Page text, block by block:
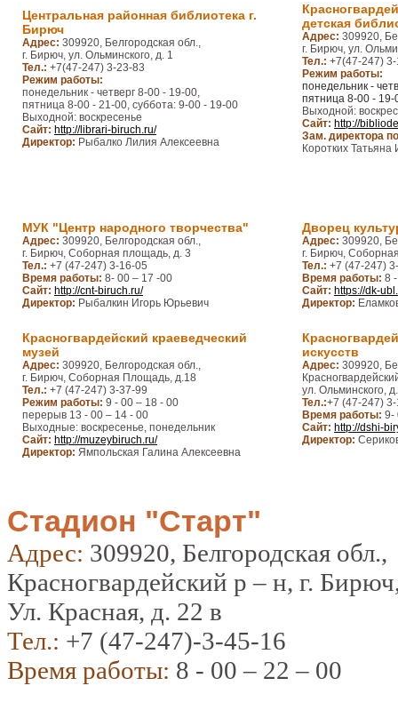
Центральная районная библиотека г.
Бирюч
Адрес: 309920, Белгородская обл.,
г. Бирюч, ул. Ольминского, д. 1
Тел.: +7(47-247) 3-23-83
Режим работы:
понедельник - четверг 8-00 - 19-00,
пятница 8-00 - 21-00, суббота: 9-00 - 19-00
Выходной: воскресенье
Сайт: http://librari-biruch.ru/
Директор: Рыбалко Лилия Алексеевна
детская
Адрес: 309920,
г. Бирюч, ул.
Тел.: +7(47-247)
Режим работы:
понедельник -
пятница 8-00 -
Выходной:
Сайт: http://
Зам. директора
Коротких Татьяна
МУК "Центр народного творчества"
Адрес: 309920, Белгородская обл.,
г. Бирюч, Соборная площадь, д. 3
Тел.: +7 (47-247) 3-16-05
Время работы: 8- 00 – 17 -00
Сайт: http://cnt-biruch.ru/
Директор: Рыбалкин Игорь Юрьевич
Дворец
Адрес: 309920,
г. Бирюч,
Тел.: +7 (47-247)
Время работы: 8
Сайт: https://dk-
Директор:
Красногвардейский краеведческий
музей
Адрес: 309920, Белгородская обл.,
г. Бирюч, Соборная Площадь, д.18
Тел.: +7 (47-247) 3-37-99
Режим работы: 9 - 00 – 18 - 00
перерыв 13 - 00 – 14 - 00
Выходные: воскресенье, понедельник
Сайт: http://muzeybiruch.ru/
Директор: Ямпольская Галина Алексеевна
искусств
Адрес: 309920,
ул. Ольминского,
Тел.:+7 (47-247)
Время работы: 9-
Сайт: http://dshi-
Директор:
Стадион "Старт"
Адрес: 309920, Белгородская обл.,
Красногвардейский р – н, г.
Ул. Красная, д. 22 в
Тел.: +7 (47-247)-3-45-16
Время работы: 8 - 00 – 22 – 00